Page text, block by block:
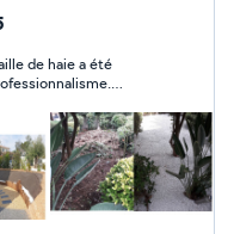
, petite
de haie a été
à la fin de
Je recommande
appel à ses